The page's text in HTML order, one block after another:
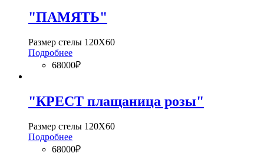
"ПАМЯТЬ"
Размер стелы 120Х60
Подробнее
68000₽
"КРЕСТ плащаница розы"
Размер стелы 120Х60
Подробнее
68000₽